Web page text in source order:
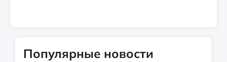
Популярные новости